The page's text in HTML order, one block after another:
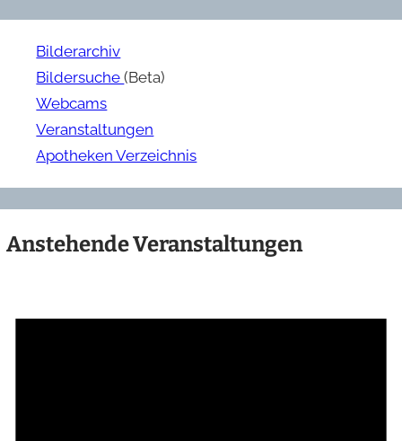
Bilderarchiv
Bildersuche(Beta)
Webcams
Veranstaltungen
Apotheken Verzeichnis
Anstehende Veranstaltungen